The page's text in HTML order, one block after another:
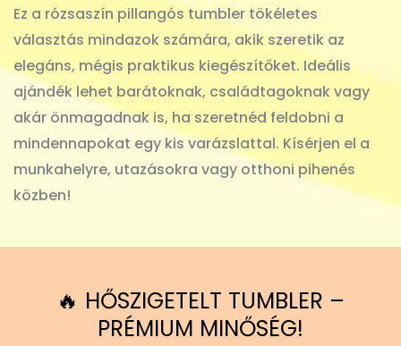
Ez a rózsaszín pillangós tumbler tökéletes
választás mindazok számára, akik szeretik az
elegáns, mégis praktikus kiegészítőket. Ideális
ajándék lehet barátoknak, családtagoknak vagy
akár önmagadnak is, ha szeretnéd feldobni a
mindennapokat egy kis varázslattal. Kísérjen el a
munkahelyre, utazásokra vagy otthoni pihenés
közben!
🔥 HŐSZIGETELT TUMBLER –
PRÉMIUM MINŐSÉG!